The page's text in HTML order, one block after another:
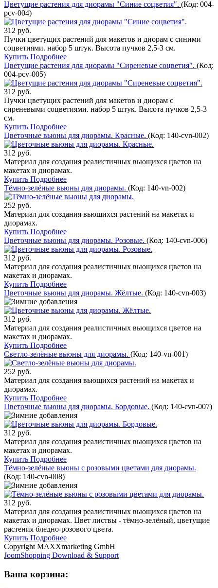
Цветущие растения для диорамы "Синие соцветия". (Код: 004-
pcv-004)
312 руб.
Пучки цветущих растений для макетов и диорам с синими
соцветиями. набор 5 штук. Высота пучков 2,5-3 см.
Купить Подробнее
Цветущие растения для диорамы "Сиреневые соцветия". (Код:
004-pcv-005)
312 руб.
Пучки цветущих растений для макетов и диорам с
сиреневыми соцветиями. набор 5 штук. Высота пучков 2,5-3
см.
Купить Подробнее
Цветочные вьюны для диорамы. Красные. (Код: 140-cvn-002)
312 руб.
Материал для создания реалистичных вьющихся цветов на
макетах и диорамах.
Купить Подробнее
Тёмно-зелёные вьюны для диорамы. (Код: 140-vn-002)
252 руб.
Материал для создания вьющихся растений на макетах и
диорамах.
Купить Подробнее
Цветочные вьюны для диорамы. Розовые. (Код: 140-cvn-006)
312 руб.
Материал для создания реалистичных вьющихся цветов на
макетах и диорамах.
Купить Подробнее
Цветочные вьюны для диорамы. Жёлтые. (Код: 140-cvn-003)
312 руб.
Материал для создания реалистичных вьющихся цветов на
макетах и диорамах.
Купить Подробнее
Светло-зелёные вьюны для диорамы. (Код: 140-vn-001)
252 руб.
Материал для создания вьющихся растений на макетах и
диорамах.
Купить Подробнее
Цветочные вьюны для диорамы. Бордовые. (Код: 140-cvn-007)
312 руб.
Материал для создания реалистичных вьющихся цветов на
макетах и диорамах.
Купить Подробнее
Тёмно-зелёные вьюны с розовыми цветами для диорамы.
(Код: 140-cvn-008)
312 руб.
Материал для создания реалистичных вьющихся цветов на
макетах и диорамах. Цвет листвы - тёмно-зелёный, цветущие
растения бледно-розового цвета.
Купить Подробнее
Copyright MAXXmarketing GmbH
JoomShopping Download & Support
Ваша корзина: